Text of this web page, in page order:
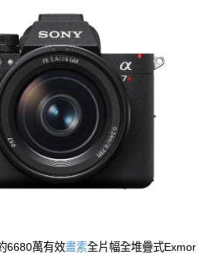
6680萬有效畫素全片幅全堆疊式Exmor